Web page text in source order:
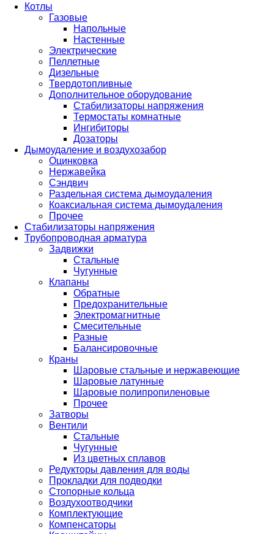
Котлы
Газовые
Напольные
Настенные
Электрические
Пеллетные
Дизельные
Твердотопливные
Дополнительное оборудование
Стабилизаторы напряжения
Термостаты комнатные
Ингибиторы
Дозаторы
Дымоудаление и воздухозабор
Оцинковка
Нержавейка
Сэндвич
Раздельная система дымоудаления
Коаксиальная система дымоудаления
Прочее
Стабилизаторы напряжения
Трубопроводная арматура
Задвижки
Стальные
Чугунные
Клапаны
Обратные
Предохранительные
Электромагнитные
Смесительные
Разные
Балансировочные
Краны
Шаровые стальные и нержавеющие
Шаровые латунные
Шаровые полипропиленовые
Прочее
Затворы
Вентили
Стальные
Чугунные
Из цветных сплавов
Редукторы давления для воды
Прокладки для подводки
Стопорные кольца
Воздухоотводчики
Комплектующие
Компенсаторы